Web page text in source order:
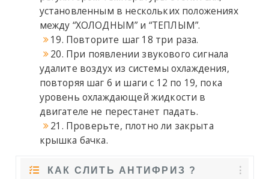
установленным в нескольких положениях
между “ХОЛОДНЫМ” и “ТЕПЛЫМ”.
19. Повторите шаг 18 три раза.
20. При появлении звукового сигнала
удалите воздух из системы охлаждения,
повторяя шаг 6 и шаги с 12 по 19, пока
уровень охлаждающей жидкости в
двигателе не перестанет падать.
21. Проверьте, плотно ли закрыта
крышка бачка.
КАК СЛИТЬ АНТИФРИЗ ?